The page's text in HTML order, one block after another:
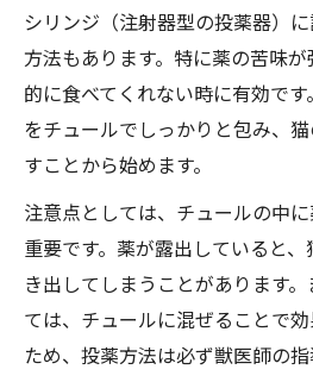
シリンジ（注射器型の投薬器）
方法もあります。特に薬の苦味
的に食べてくれない時に有効で
をチュールでしっかりと包み、
すことから始めます。
注意点としては、チュールの中
重要です。薬が露出していると
き出してしまうことがあります
ては、チュールに混ぜることで
ため、投薬方法は必ず獣医師の指